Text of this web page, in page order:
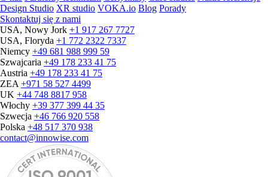
Design Studio XR studio VOKA.io Blog Porady
Skontaktuj się z nami
USA, Nowy Jork +1 917 267 7727
USA, Floryda +1 772 2322 7337
Niemcy +49 681 988 999 59
Szwajcaria +49 178 233 41 75
Austria +49 178 233 41 75
ZEA +971 58 527 4499
UK +44 748 8817 958
Włochy +39 377 399 44 35
Szwecja +46 766 920 558
Polska +48 517 370 938
contact@innowise.com